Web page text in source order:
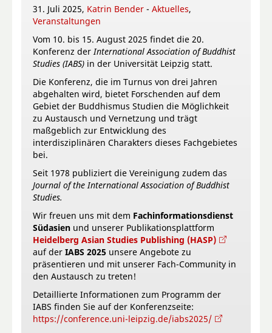
31. Juli 2025, Katrin Bender - Aktuelles,
Veranstaltungen
Vom 10. bis 15. August 2025 findet die 20.
Konferenz der International Association of Buddhist
Studies (IABS) in der Universität Leipzig statt.
Die Konferenz, die im Turnus von drei Jahren
abgehalten wird, bietet Forschenden auf dem
Gebiet der Buddhismus Studien die Möglichkeit
zu Austausch und Vernetzung und trägt
maßgeblich zur Entwicklung des
interdisziplinären Charakters dieses Fachgebietes
bei.
Seit 1978 publiziert die Vereinigung zudem das
Journal of the International Association of Buddhist
Studies.
Wir freuen uns mit dem Fachinformationsdienst
Südasien und unserer Publikationsplattform
Heidelberg Asian Studies Publishing (HASP)
auf der IABS 2025 unsere Angebote zu
präsentieren und mit unserer Fach-Community in
den Austausch zu treten!
Detaillierte Informationen zum Programm der
IABS finden Sie auf der Konferenzseite:
https://conference.uni-leipzig.de/iabs2025/